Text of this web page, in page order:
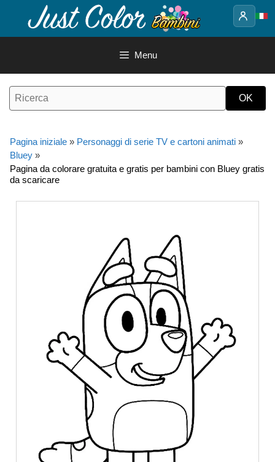
contenuto
Menu
Pagina iniziale » Personaggi di serie TV e cartoni animati »
Bluey »
Pagina da colorare gratuita e gratis per bambini con Bluey gratis
da scaricare